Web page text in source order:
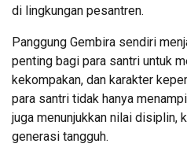
di lingkungan pesantren.
Panggung Gembira sendiri
penting bagi para santri untuk
kekompakan, dan karakter
para santri tidak hanya
juga menunjukkan nilai disiplin,
generasi tangguh.